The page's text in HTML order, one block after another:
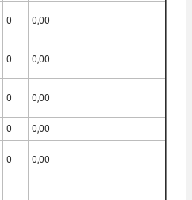
0 0,00
0 0,00
0 0,00
0 0,00
0 0,00